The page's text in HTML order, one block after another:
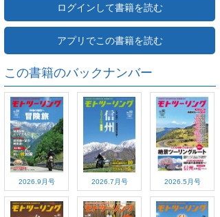
ログインして書籍を読む
アプリでこの書籍を読む
この書籍のバックナンバー
2026.9月号 2026.7月号 2026.5月号